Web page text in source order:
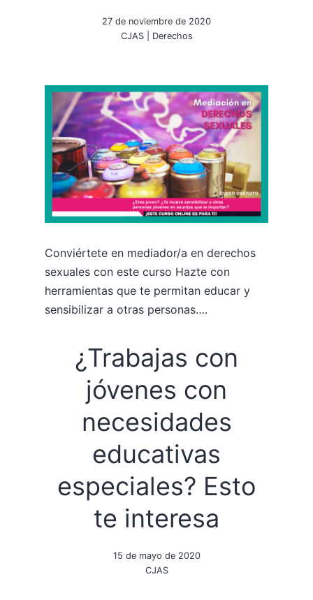
27 de noviembre de 2020
CJAS| Derechos
Conviértete en mediador/a en derechos
sexuales con este curso Hazte con
herramientas que te permitan educar y
sensibilizar a otras personas….
¿Trabajas con
jóvenes con
necesidades
educativas
especiales? Esto
te interesa
15 de mayo de 2020
CJAS